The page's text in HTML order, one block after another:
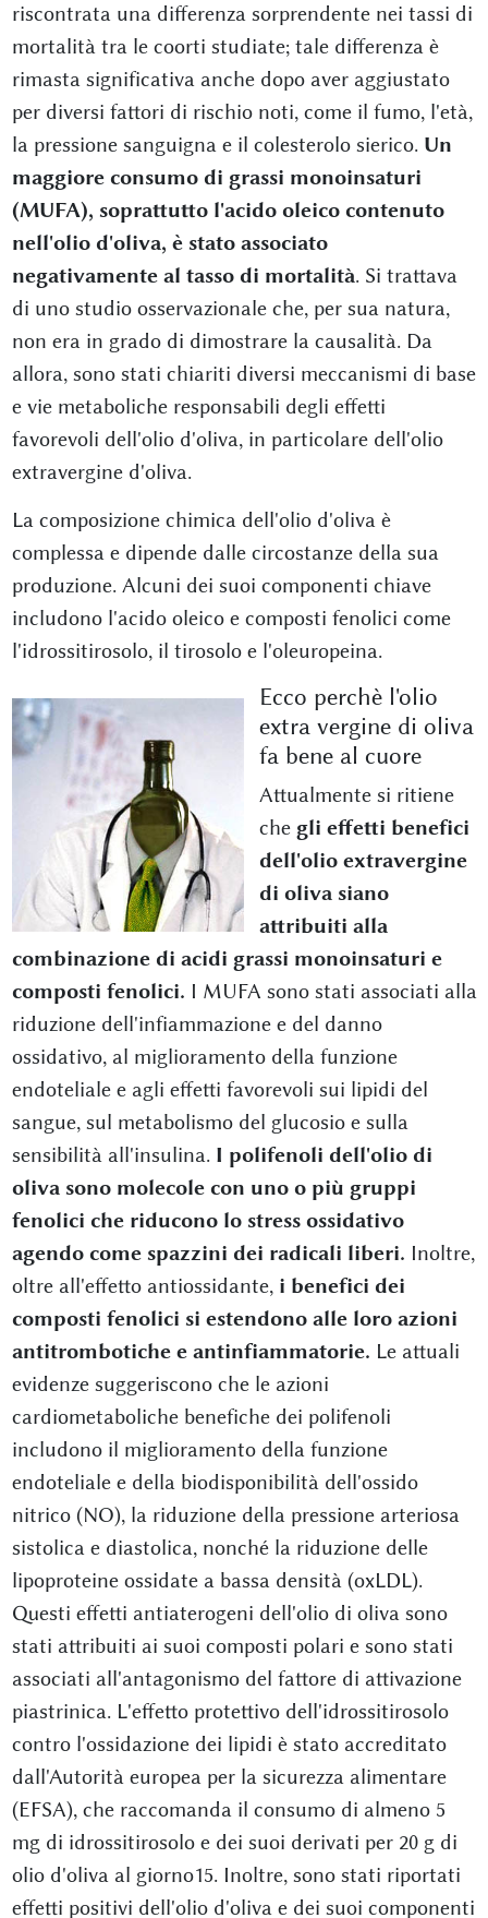
riscontrata una differenza sorprendente nei tassi di
mortalità tra le coorti studiate; tale differenza è
rimasta significativa anche dopo aver aggiustato
per diversi fattori di rischio noti, come il fumo, l'età,
la pressione sanguigna e il colesterolo sierico. Un
maggiore consumo di grassi monoinsaturi
(MUFA), soprattutto l'acido oleico contenuto
nell'olio d'oliva, è stato associato
negativamente al tasso di mortalità. Si trattava
di uno studio osservazionale che, per sua natura,
non era in grado di dimostrare la causalità. Da
allora, sono stati chiariti diversi meccanismi di base
e vie metaboliche responsabili degli effetti
favorevoli dell'olio d'oliva, in particolare dell'olio
extravergine d'oliva.
La composizione chimica dell'olio d'oliva è
complessa e dipende dalle circostanze della sua
produzione. Alcuni dei suoi componenti chiave
includono l'acido oleico e composti fenolici come
l'idrossitirosolo, il tirosolo e l'oleuropeina.
Ecco perchè l'olio
extra vergine di oliva
fa bene al cuore
Attualmente si ritiene
che gli effetti benefici
dell'olio extravergine
di oliva siano
attribuiti alla
combinazione di acidi grassi monoinsaturi e
composti fenolici. I MUFA sono stati associati alla
riduzione dell'infiammazione e del danno
ossidativo, al miglioramento della funzione
endoteliale e agli effetti favorevoli sui lipidi del
sangue, sul metabolismo del glucosio e sulla
sensibilità all'insulina. I polifenoli dell'olio di
oliva sono molecole con uno o più gruppi
fenolici che riducono lo stress ossidativo
agendo come spazzini dei radicali liberi. Inoltre,
oltre all'effetto antiossidante, i benefici dei
composti fenolici si estendono alle loro azioni
antitrombotiche e antinfiammatorie. Le attuali
evidenze suggeriscono che le azioni
cardiometaboliche benefiche dei polifenoli
includono il miglioramento della funzione
endoteliale e della biodisponibilità dell'ossido
nitrico (NO), la riduzione della pressione arteriosa
sistolica e diastolica, nonché la riduzione delle
lipoproteine ossidate a bassa densità (oxLDL).
Questi effetti antiaterogeni dell'olio di oliva sono
stati attribuiti ai suoi composti polari e sono stati
associati all'antagonismo del fattore di attivazione
piastrinica. L'effetto protettivo dell'idrossitirosolo
contro l'ossidazione dei lipidi è stato accreditato
dall'Autorità europea per la sicurezza alimentare
(EFSA), che raccomanda il consumo di almeno 5
mg di idrossitirosolo e dei suoi derivati per 20 g di
olio d'oliva al giorno15. Inoltre, sono stati riportati
effetti positivi dell'olio d'oliva e dei suoi componenti